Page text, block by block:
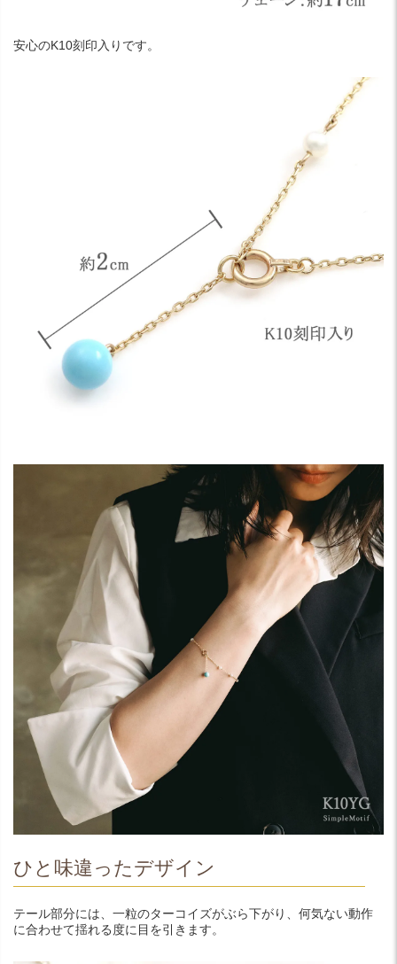
安心のK10刻印入りです。
ひと味違ったデザイン
テール部分には、一粒のターコイズがぶら下がり、何気ない動作
に合わせて揺れる度に目を引きます。